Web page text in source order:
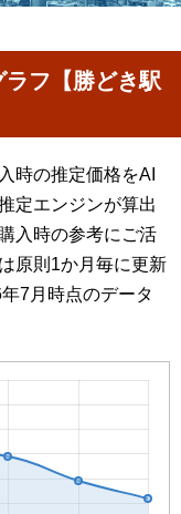
フ【勝どき駅
時の推定価格をAI
定エンジンが算出
入時の参考にご活
原則1か月毎に更新
7月時点のデータ